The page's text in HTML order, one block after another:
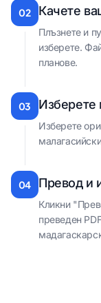
02 Качете
Плъзнете и
изберете.
планове.
03 Изберете
Изберете
04 Превод и
Кликни
преведен